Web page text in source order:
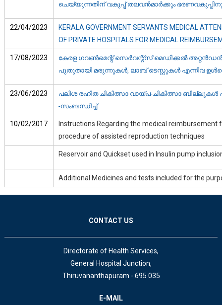
ചെയ്യുന്നതിന് വകുപ്പ് തലവന്‍മാര്‍ക്കും
22/04/2023
KERALA GOVERNMENT SERVANTS MEDICAL
OF PRIVATE HOSPITALS FOR MEDICAL
17/08/2023
കേരള ഗവണ്‍മെന്റ് സെര്‍വന്റ്‌സ് മെഡിക്കല്‍
പുതുതായി മരുന്നുകള്‍, ലാബ് ടെസ്റ്റുകള്‍ എന്നിവ
23/06/2023
പലിശ രഹിത ചികിത്സാ വായ്പ-ചികിത്സാ
-സംബന്ധിച്ച്‌
10/02/2017
Instructions Regarding the medical
procedure of assisted reproduction techniques
Reservoir and Quickset used in Insulin pump
Additional Medicines and tests included for the
CONTACT US
Directorate of Health Services,
General Hospital Junction,
Thiruvananthapuram - 695 035
E-MAIL